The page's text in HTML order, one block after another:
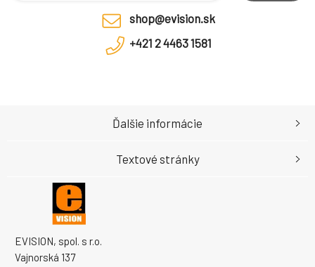
shop@evision.sk
+421 2 4463 1581
EVISION, spol. s r.o.
Vajnorská 137
Ďalšie informácie
Textové stránky